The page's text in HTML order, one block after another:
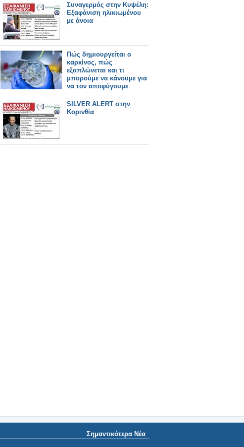
Συναγερμός στην Κυψέλη:
Εξαφάνιση ηλικιωμένου
με άνοια
Πώς δημιουργείται ο
καρκίνος, πώς
εξαπλώνεται και τι
μπορούμε να κάνουμε για
να τον αποφύγουμε
SILVER ALERT στην
Κορινθία
Σημαντικότερα Νέα